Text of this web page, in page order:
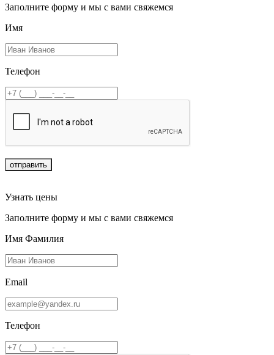
Заполните форму и мы с вами свяжемся
Имя
Телефон
отправить
Узнать цены
Заполните форму и мы с вами свяжемся
Имя Фамилия
Email
Телефон